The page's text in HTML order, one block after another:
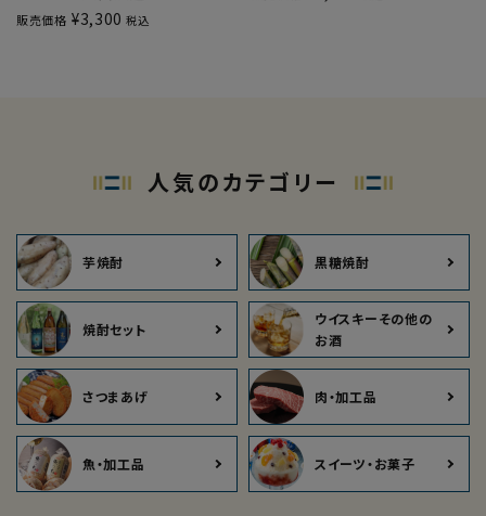
販売価格 ¥3,300 税込
人気のカテゴリー
芋焼酎 黒糖焼酎
焼酎セット
ウイスキーその他の
お酒
さつまあげ 肉・加工品
魚・加工品 スイーツ・お菓子